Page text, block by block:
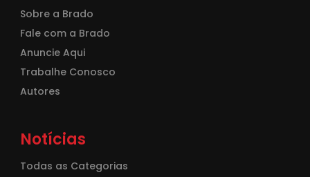
Sobre a Brado
Fale com a Brado
Anuncie Aqui
Trabalhe Conosco
Autores
Notícias
Todas as Categorias